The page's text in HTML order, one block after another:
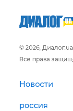
© 2026, Диалог.ua
Все права
Новости
россия